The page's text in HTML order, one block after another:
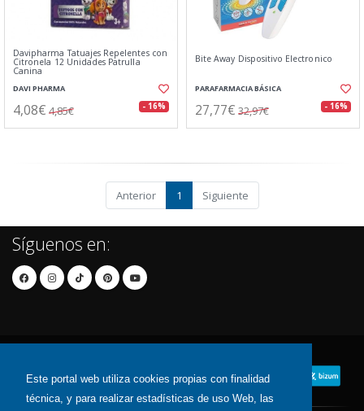
Este portal web utiliza cookies propias con finalidad
técnica, y para realizar estadísticas de uso Web, las
Davipharma Tatuajes Repelentes con
Citronela 12 Unidades Patrulla
Canina
DAVI PHARMA
4,08€ 4,85€ - 16%
Bite Away Dispositivo Electronico
PARAFARMACIA BÁSICA
27,77€ 32,97€ - 16%
Anterior 1 Siguiente
Síguenos en: